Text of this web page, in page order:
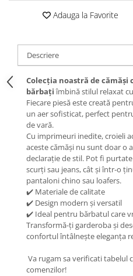
Adauga la Favorite
Descriere
Colecția noastră de
bărbațiîmbină stilul relaxat
Fiecare piesă este creată
un aer sofisticat, perfect
de vară.
Cu imprimeuri inedite, croieli
aceste cămăși nu sunt doar o
declarație de stil. Pot fi
scurți sau jeans, cât și într-o
pantaloni chino sau loafers.
✔️ Materiale de calitate
✔️ Design modern și versatil
✔️ Ideal pentru bărbatul care
Transformă-ți garderoba și
confortul întâlnește eleganța
Va rugam sa verificati tabelul
comenzilor!